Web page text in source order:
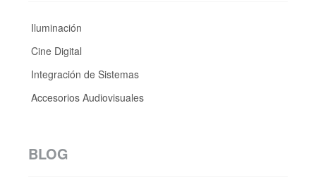
Iluminación
Cine Digital
Integración de Sistemas
Accesorios Audiovisuales
BLOG